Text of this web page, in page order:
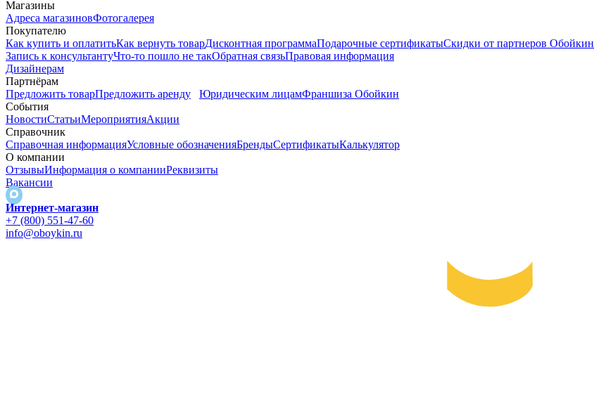
Магазины
Адреса магазиновФотогалерея
Покупателю
Как купить и оплатитьКак вернуть товарДисконтная программаПодарочные сертификатыСкидки от партнеров Обойкин
Запись к консультантуЧто-то пошло не такОбратная связьПравовая информация
Дизайнерам
Партнёрам
Предложить товарПредложить аренду Юридическим лицамФраншиза Обойкин
События
НовостиСтатьиМероприятияАкции
Справочник
Справочная информацияУсловные обозначенияБрендыСертификатыКалькулятор
О компании
ОтзывыИнформация о компанииРеквизиты
Вакансии
Интернет-магазин
+7 (800) 551-47-60
info@oboykin.ru